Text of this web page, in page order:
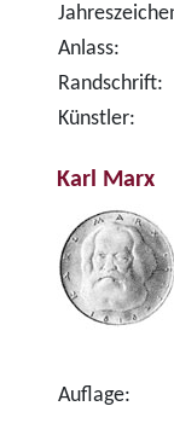
Anlass:
Randschrift:
Künstler:
Karl Marx
Auflage: